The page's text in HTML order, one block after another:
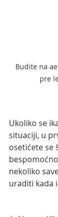
Budite na
pre
Ukoliko se
situaciji, u
osetićete se
nekoliko
uraditi kada